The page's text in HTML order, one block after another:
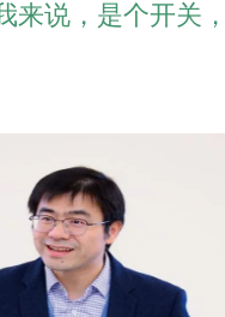
来说，是个开关